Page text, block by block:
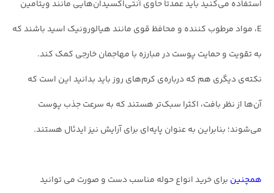
استفاده می‌کنید باید عمدتا حاوی آنتی‌اکسیدان‌هایی مانند ویتامین
E، مواد مرطوب کننده و محافظ قوی مانند هیالورونیک اسید باشند که
به تقویت و حمایت پوست در مبارزه با مهاجمان خارجی کمک کند.
نکته‌ی دیگری هم که درباره‌ی کرم‌های روز باید بدانید این است که
آن‌ها از نظر بافت، اکثرا سبک‌تر هستند که به سرعت جذب پوست
می‌شوند؛ بنابراین به عنوان پایه‌ای برای آرایش نیز اید‌ئال هستند.
همچنین برای خرید انواع حوله مناسب دست و صورت می توانید